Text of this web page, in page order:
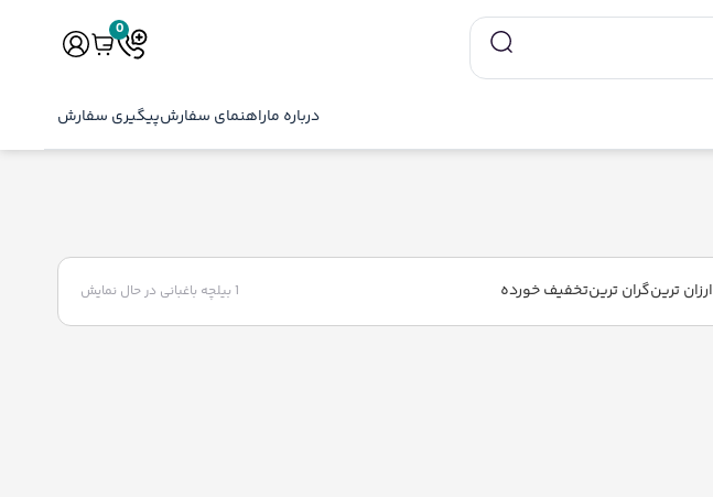
0
درباره ماراهنمای سفارشپیگیری سفارش
ارزان ترینگران ترینتخفیف خورده 1 بیلچه باغبانی در حال نمایش